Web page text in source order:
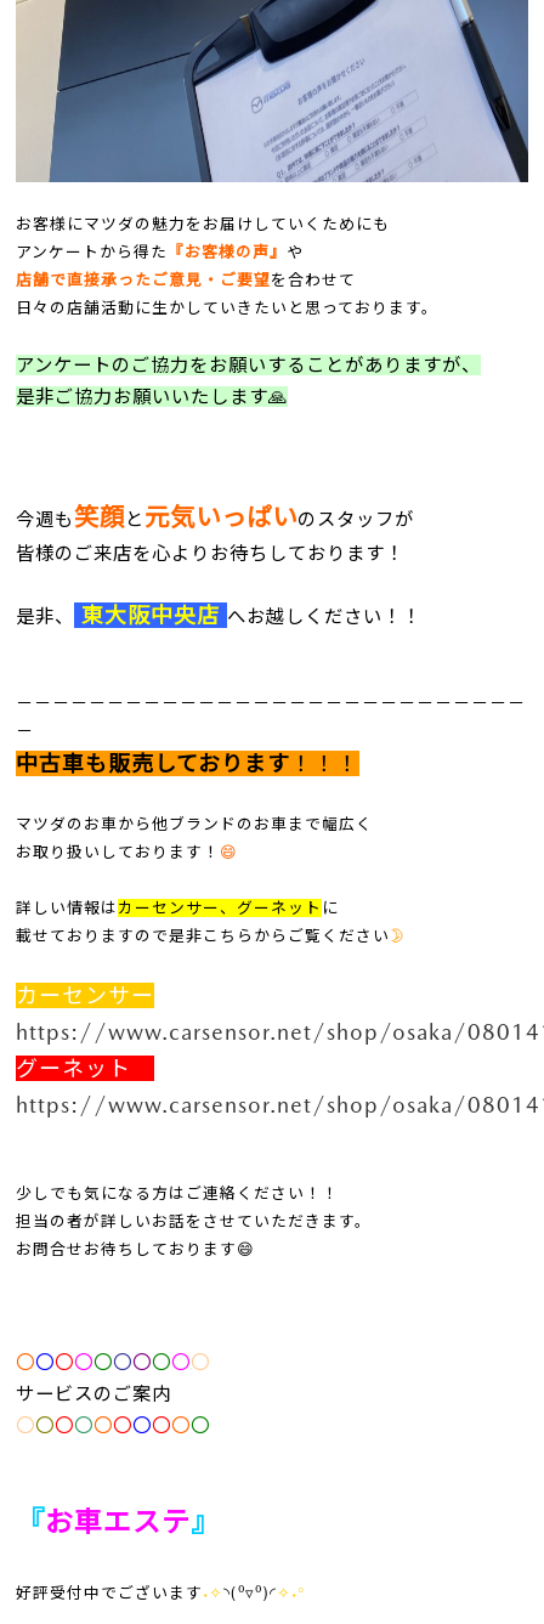
お客様にマツダの魅力をお届けしていくためにも
アンケートから得た 『お客様の声』 や
店舗で直接承ったご意見・ご要望を合わせて
日々の店舗活動に生かしていきたいと思っております。
アンケートのご協力をお願いすることがありますが、
是非ご協力お願いいたします🙏
今週も笑顔と 元気いっぱいの スタッフが
皆様のご来店を心よりお待ちしております！
是非、 東大阪中央店 へお越しください！！
－－－－－－－－－－－－－－－－－－－－－－－－－－－－
－
中古車も販売しております ！！！
マツダのお車から他ブランドのお車まで幅広く
お取り扱いしております！ 😄
詳しい情報は カーセンサー、グーネット に
載せておりますので是非こちらからご覧ください 🌛
カーセンサー
https://www.carsensor.net/shop/osaka/
グーネット
https://www.carsensor.net/shop/osaka/
少しでも気になる方はご連絡ください！！
担当の者が詳しいお話をさせていただきます。
お問合せお待ちしております😄
〇〇〇〇〇〇〇〇〇〇
サービスのご案内
〇〇〇〇〇〇〇〇〇〇
『お車エステ』
好評受付中でございます ˖✧◝(⁰▿⁰)◜✧˖°